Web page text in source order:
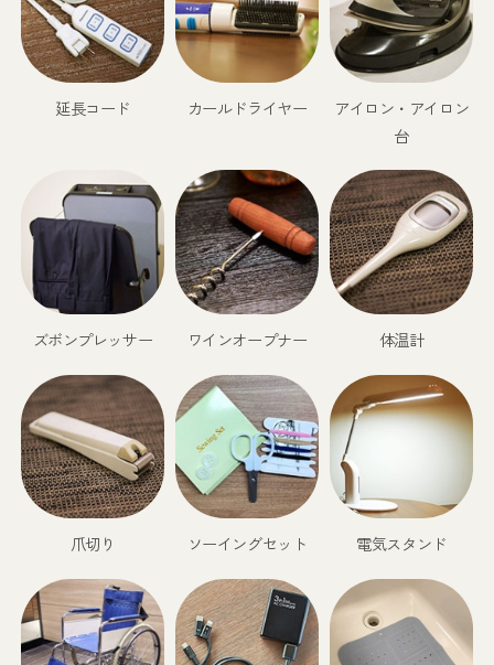
延長コード カールドライヤー
アイロン・アイロン
台
ズボンプレッサー ワインオープナー 体温計
爪切り ソーイングセット 電気スタンド